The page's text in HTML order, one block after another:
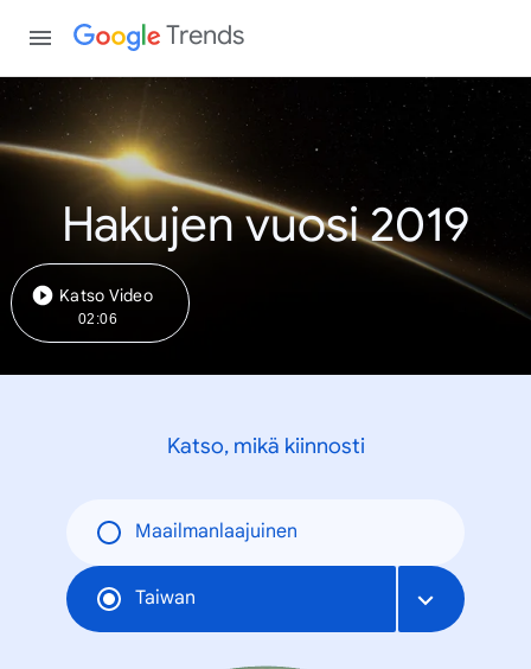
Trends
Hakujen vuosi 2019
Katso Video
02:06
Katso, mikä kiinnosti
Maailmanlaajuinen
Taiwan